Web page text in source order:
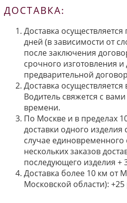
ДОСТАВКА:
Доставка
дней (в зависимости от
после заключения
срочного изготовления
предварительной
Доставка осуществляется
Водитель свяжется с
времени.
По Москве и в пределах
доставки одного изделия
случае
нескольких заказов
последующего изделия +
Доставка более 10 км от
Московской области):